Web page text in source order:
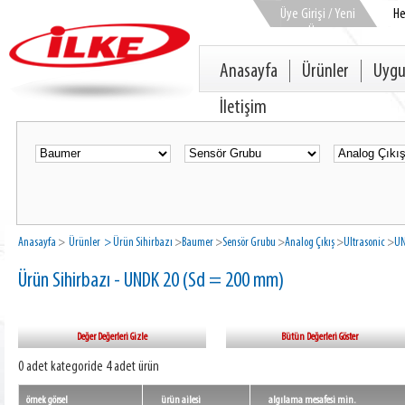
Üye Girişi / Yeni
Üye
Anasayfa Ürünler
İletişim
Anasayfa > Ürünler > Ürün Sihirbazı >Baumer >Sensör Grubu >Analog Çıkış >Ultrasonic >
Ürün Sihirbazı - UNDK 20 (Sd = 200 mm)
Değer Değerleri Gizle Bütün Değerleri Göster
0 adet kategoride 4 adet ürün
örnek görsel ürün ailesi algılama mesafesi min.